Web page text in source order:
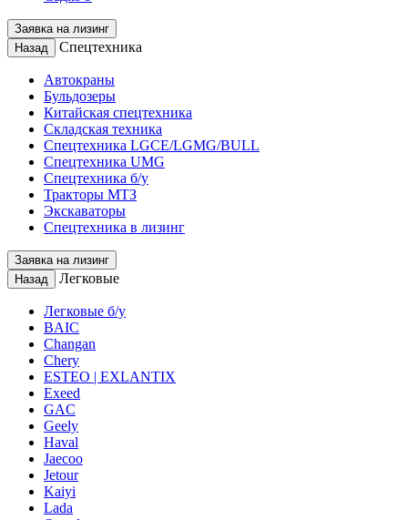
Заявка на лизинг
Назад
Спецтехника
Автокраны
Бульдозеры
Китайская спецтехника
Складская техника
Спецтехника LGCE/LGMG/BULL
Спецтехника UMG
Спецтехника б/у
Тракторы МТЗ
Экскаваторы
Спецтехника в лизинг
Заявка на лизинг
Назад
Легковые
Легковые б/у
BAIC
Changan
Chery
ESTEO | EXLANTIX
Exeed
GAC
Geely
Haval
Jaecoo
Jetour
Kaiyi
Lada